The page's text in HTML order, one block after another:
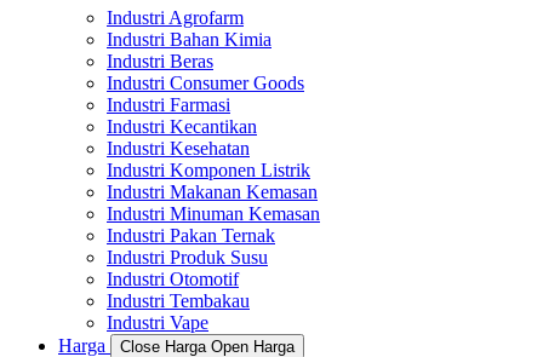
Industri Agrofarm
Industri Bahan Kimia
Industri Beras
Industri Consumer Goods
Industri Farmasi
Industri Kecantikan
Industri Kesehatan
Industri Komponen Listrik
Industri Makanan Kemasan
Industri Minuman Kemasan
Industri Pakan Ternak
Industri Produk Susu
Industri Otomotif
Industri Tembakau
Industri Vape
Harga
Close Harga Open Harga